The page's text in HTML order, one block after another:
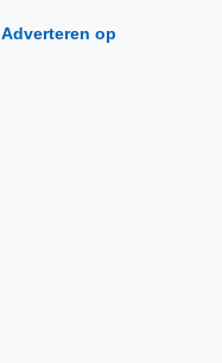
Adverteren op